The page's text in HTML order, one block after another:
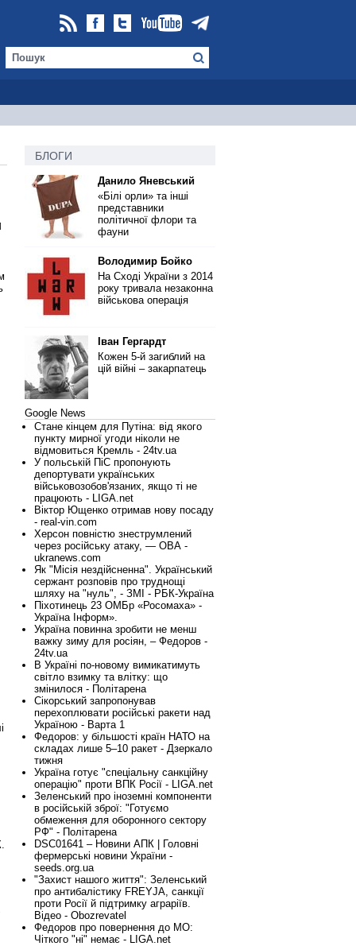
БЛОГИ
Данило Яневський
«Білі орли» та інші
представники
політичної флори та
фауни
Володимир Бойко
На Сході України з 2014
року тривала незаконна
військова операція
Іван Гергардт
Кожен 5-й загиблий на
цій війні – закарпатець
Google News
Стане кінцем для Путіна: від якого
пункту мирної угоди ніколи не
відмовиться Кремль - 24tv.ua
У польській ПіС пропонують
депортувати українських
військовозобов'язаних, якщо ті не
працюють - LIGA.net
Віктор Ющенко отримав нову посаду
- real-vin.com
Херсон повністю знеструмлений
через російську атаку, — ОВА -
ukranews.com
Як "Місія нездійсненна". Український
сержант розповів про труднощі
шляху на "нуль", - ЗМІ - РБК-Україна
Піхотинець 23 ОМБр «Росомаха» -
Україна Інформ».
Україна повинна зробити не менш
важку зиму для росіян, – Федоров -
24tv.ua
В Україні по-новому вимикатимуть
світло взимку та влітку: що
змінилося - Політарена
Сікорський запропонував
перехоплювати російські ракети над
Україною - Варта 1
Федоров: у більшості країн НАТО на
складах лише 5–10 ракет - Дзеркало
тижня
Україна готує "спеціальну санкційну
операцію" проти ВПК Росії - LIGA.net
Зеленський про іноземні компоненти
в російській зброї: "Готуємо
обмеження для оборонного сектору
РФ" - Політарена
DSC01641 – Новини АПК | Головні
фермерські новини України -
seeds.org.ua
"Захист нашого життя": Зеленський
про антибалістику FREYJA, санкції
проти Росії й підтримку аграріїв.
Відео - Obozrevatel
Федоров про повернення до МО:
Чіткого "ні" немає - LIGA.net